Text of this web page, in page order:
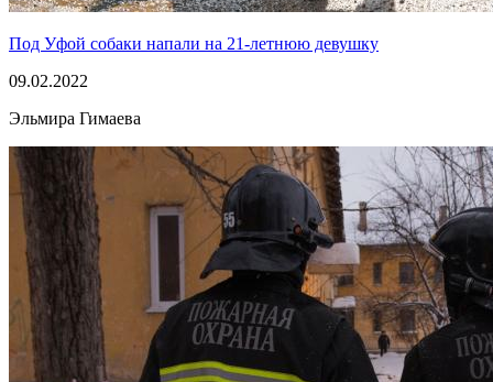
Под Уфой собаки напали на 21-летнюю девушку
09.02.2022
Эльмира Гимаева